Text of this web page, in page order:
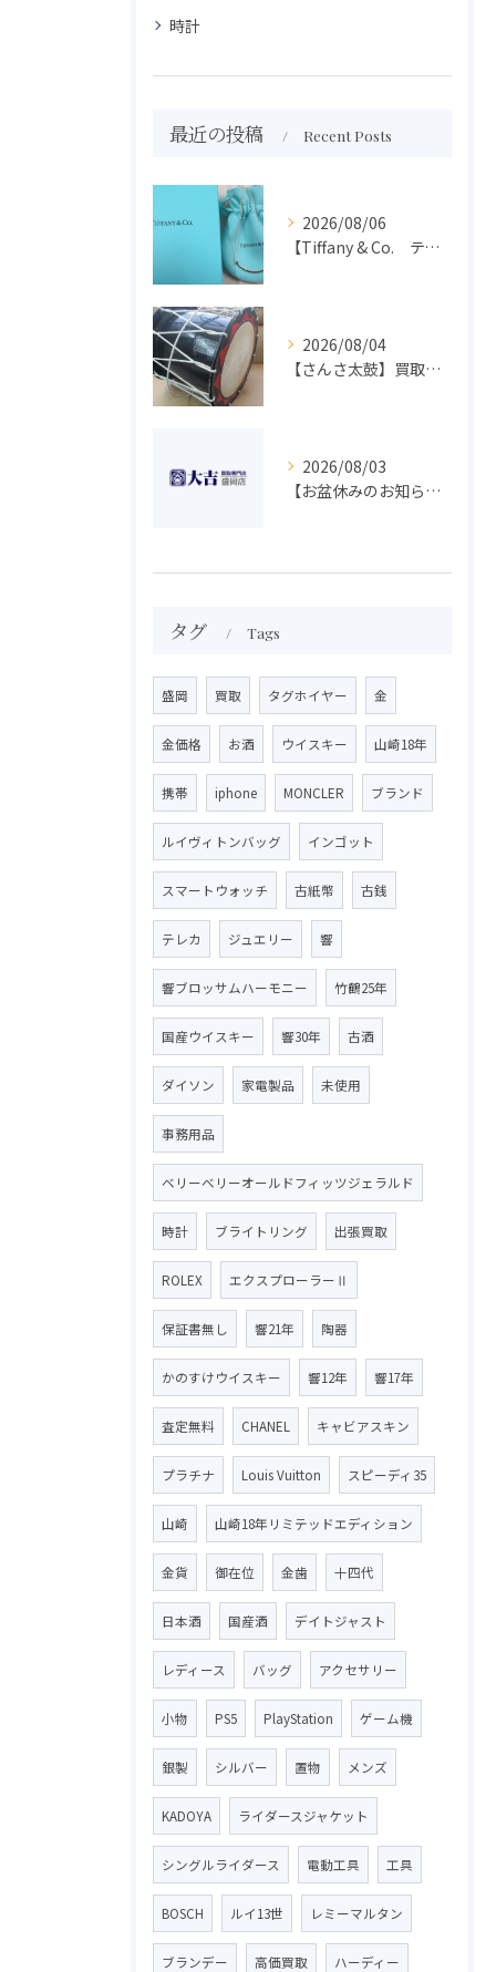
時計
最近の投稿 Recent Posts
2026/08/06
【Tiffany & Co. ティファニー】買取 大吉盛岡店 アクセサリー買取しました！！
2026/08/04
【さんさ太鼓】買取 大吉盛岡店 楽器 買取します！！
2026/08/03
【お盆休みのお知らせ】買取専門 大吉 盛岡店
タグ Tags
盛岡 買取 タグホイヤー 金
金価格 お酒 ウイスキー 山崎18年
携帯 iphone MONCLER ブランド
ルイヴィトンバッグ インゴット
スマートウォッチ 古紙幣 古銭
テレカ ジュエリー 響
響ブロッサムハーモニー 竹鶴25年
国産ウイスキー 響30年 古酒
ダイソン 家電製品 未使用
事務用品
ベリーベリーオールドフィッツジェラルド
時計 ブライトリング 出張買取
ROLEX エクスプローラーⅡ
保証書無し 響21年 陶器
かのすけウイスキー 響12年 響17年
査定無料 CHANEL キャビアスキン
プラチナ Louis Vuitton スピーディ35
山崎 山崎18年リミテッドエディション
金貨 御在位 金歯 十四代
日本酒 国産酒 デイトジャスト
レディース バッグ アクセサリー
小物 PS5 PlayStation ゲーム機
銀製 シルバー 置物 メンズ
KADOYA ライダースジャケット
シングルライダース 電動工具 工具
BOSCH ルイ13世 レミーマルタン
ブランデー 高価買取 ハーディー